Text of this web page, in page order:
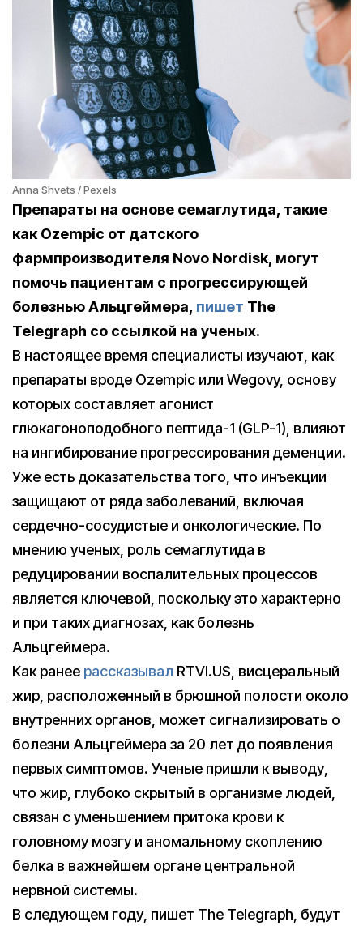
Anna Shvets / Pexels
Препараты на основе семаглутида, такие
как Ozempic от датского
фармпроизводителя Novo Nordisk, могут
помочь пациентам с прогрессирующей
болезнью Альцгеймера, пишет The
Telegraph со ссылкой на ученых.
В настоящее время специалисты изучают, как
препараты вроде Ozempic или Wegovy, основу
которых составляет агонист
глюкагоноподобного пептида-1 (GLP-1), влияют
на ингибирование прогрессирования деменции.
Уже есть доказательства того, что инъекции
защищают от ряда заболеваний, включая
сердечно-сосудистые и онкологические. По
мнению ученых, роль семаглутида в
редуцировании воспалительных процессов
является ключевой, поскольку это характерно
и при таких диагнозах, как болезнь
Альцгеймера.
Как ранее рассказывал RTVI.US, висцеральный
жир, расположенный в брюшной полости около
внутренних органов, может сигнализировать о
болезни Альцгеймера за 20 лет до появления
первых симптомов. Ученые пришли к выводу,
что жир, глубоко скрытый в организме людей,
связан с уменьшением притока крови к
головному мозгу и аномальному скоплению
белка в важнейшем органе центральной
нервной системы.
В следующем году, пишет The Telegraph, будут